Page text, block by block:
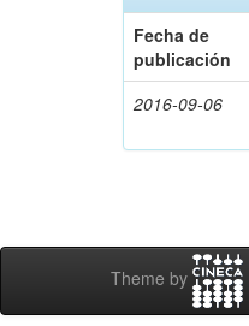
Fecha de
publicación
2016-09-06
Theme by